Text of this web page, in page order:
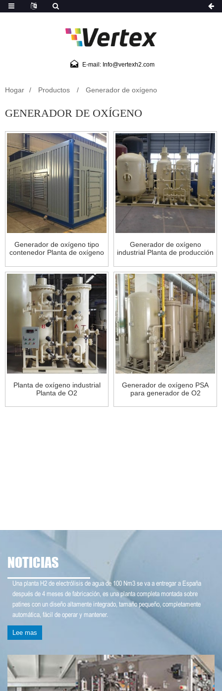
E-mail: Info@vertexh2.com
Hogar Productos Generador de oxígeno
GENERADOR DE OXÍGENO
Generador de oxígeno tipo
contenedor Planta de oxígeno
Generador de oxígeno
industrial Planta de producción
Planta de oxígeno industrial
Planta de O2
Generador de oxígeno PSA
para generador de O2
NOTICIAS
Una planta H2 de electrólisis de agua de 100 Nm3 se va a entregar a España
después de 4 meses de fabricación, es una planta completa montada sobre
patines con un diseño altamente integrado, tamaño pequeño, completamente
automática, fácil de operar y mantener.
Lee mas